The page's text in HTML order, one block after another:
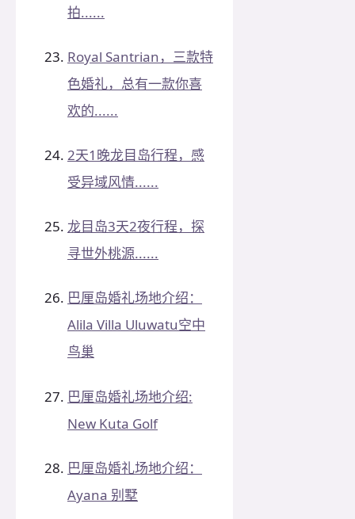
拍......
Royal Santrian，三款特
色婚礼，总有一款你喜
欢的......
2天1晚龙目岛行程，感
受异域风情......
龙目岛3天2夜行程，探
寻世外桃源......
巴厘岛婚礼场地介绍：
Alila Villa Uluwatu空中
鸟巢
巴厘岛婚礼场地介绍:
New Kuta Golf
巴厘岛婚礼场地介绍：
Ayana 别墅